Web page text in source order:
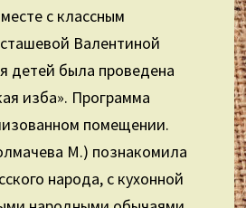
с классным
Валентиной
детей была проведена
изба». Программа
помещении.
М.) познакомила
народа, с кухонной